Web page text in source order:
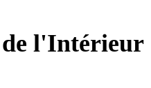
l'Intérieur